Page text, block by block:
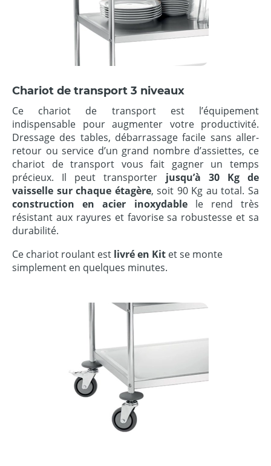
Chariot de transport 3 niveaux
Ce chariot de transport est l’équipement
indispensable pour augmenter votre productivité.
Dressage des tables, débarrassage facile sans aller-
retour ou service d’un grand nombre d’assiettes, ce
chariot de transport vous fait gagner un temps
précieux. Il peut transporter jusqu’à 30 Kg de
vaisselle sur chaque étagère, soit 90 Kg au total. Sa
construction en acier inoxydablele rend très
résistant aux rayures et favorise sa robustesse et sa
durabilité.
Ce chariot roulant est livré en Kit et se monte
simplement en quelques minutes.